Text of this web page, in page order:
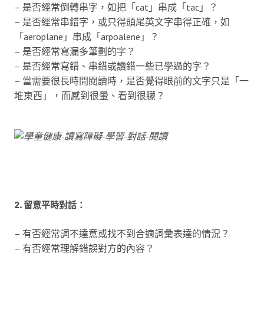
– 是否經常倒轉串字，如把「cat」串成「tac」？
– 是否經常串錯字，或只得頭尾英文字串得正確，如
「aeroplane」串成「arpoalene」？
– 是否經常寫漏多筆劃的字？
– 是否經常寫錯、串錯或讀錯一些已學過的字？
– 當需要很長時間閱讀時，是否覺得眼前的文字只是「一
堆東西」，而感到很暈、看到很朦？
2. 留意平時對話：
– 有否經常詞不達意或找不到合適詞彙表達的情況？
– 有否經常理解錯誤對方的內容？